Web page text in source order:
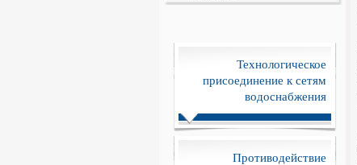
Технологическое
присоединение к сетям
водоснабжения
Противодействие